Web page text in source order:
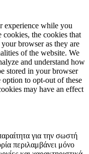
experience while you
cookies, the cookies that
browser as they are
of the website. We
and understand how
stored in your browser
to opt-out of these
may have an effect
για την σωστή
περιλαμβάνει μόνο